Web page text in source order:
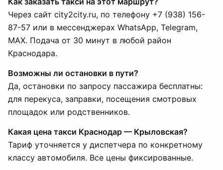
Через сайт city2city.ru, по телефону +7 (938) 156-
87-57 или в мессенджерах WhatsApp, Telegram,
MAX. Подача от 30 минут в любой район
Краснодара.
Возможны ли остановки в пути?
Да, остановки по запросу пассажира бесплатны:
для перекуса, заправки, посещения смотровых
площадок или родственников.
Какая цена такси Краснодар — Крыловская?
Тариф уточняется у диспетчера по конкретному
классу автомобиля. Все цены фиксированные.